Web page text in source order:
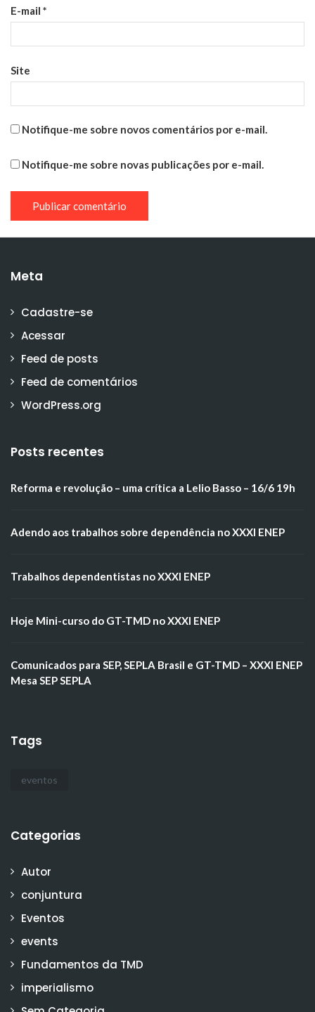
E-mail *
Site
Notifique-me sobre novos comentários por e-mail.
Notifique-me sobre novas publicações por e-mail.
Meta
Cadastre-se
Acessar
Feed de posts
Feed de comentários
WordPress.org
Posts recentes
Reforma e revolução – uma crítica a Lelio Basso – 16/6 19h
Adendo aos trabalhos sobre dependência no XXXI ENEP
Trabalhos dependentistas no XXXI ENEP
Hoje Mini-curso do GT-TMD no XXXI ENEP
Comunicados para SEP, SEPLA Brasil e GT-TMD – XXXI ENEP
Mesa SEP SEPLA
Tags
eventos
Categorias
Autor
conjuntura
Eventos
events
Fundamentos da TMD
imperialismo